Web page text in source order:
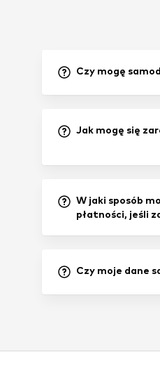
Czy mogę
Jak mogę się
W jaki sposób
płatności, jeśli
Czy moje dane